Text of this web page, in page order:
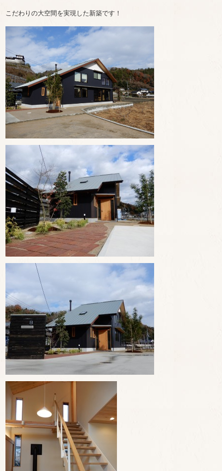
こだわりの大空間を実現した新築です！